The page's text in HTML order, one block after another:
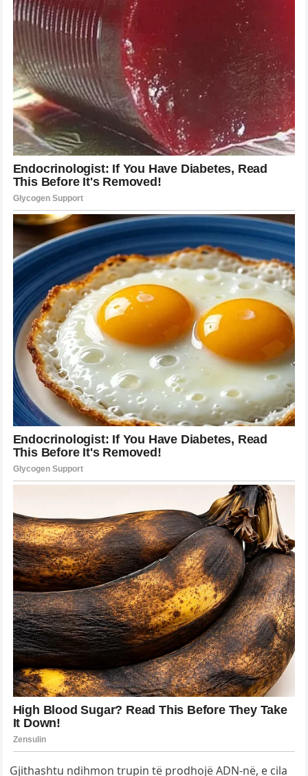
Gjithashtu ndihmon trupin të prodhojë ADN-në, e cila